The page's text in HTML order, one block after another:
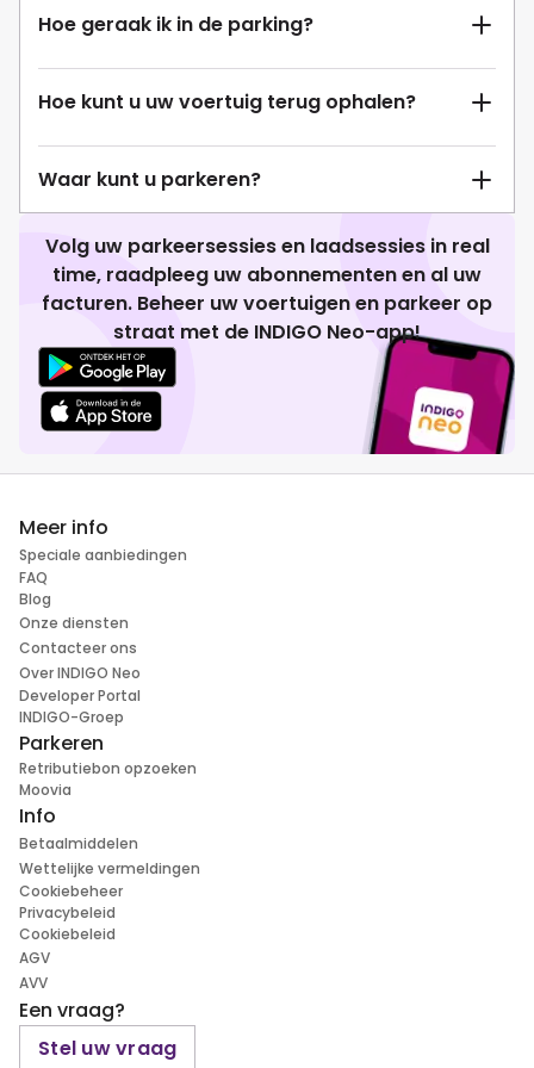
Hoe geraak ik in de parking?
Hoe kunt u uw voertuig terug ophalen?
Waar kunt u parkeren?
Volg uw parkeersessies en laadsessies in real
time, raadpleeg uw abonnementen en al uw
facturen. Beheer uw voertuigen en parkeer op
straat met de INDIGO Neo-app!
Meer info
Speciale aanbiedingen
FAQ
Blog
Onze diensten
Contacteer ons
Over INDIGO Neo
Developer Portal
INDIGO-Groep
Parkeren
Retributiebon opzoeken
Moovia
Info
Betaalmiddelen
Wettelijke vermeldingen
Cookiebeheer
Privacybeleid
Cookiebeleid
AGV
AVV
Een vraag?
Stel uw vraag